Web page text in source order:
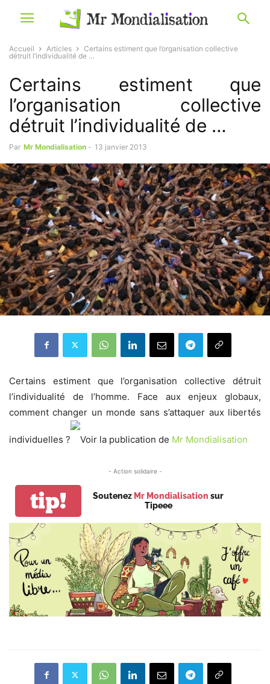
Accueil Articles
Certains estiment que l’organisation collective
détruit l’individualité de …
Certains estiment que
l’organisation collective
détruit l’individualité de …
Par Mr Mondialisation - 13 janvier 2013
Certains estiment que l’organisation collective détruit
l’individualité de l’homme. Face aux enjeux globaux,
comment changer un monde sans s’attaquer aux libertés
individuelles ? Voir la publication de Mr Mondialisation
- Action solidaire -
tip! Soutenez Mr Mondialisation sur
Tipeee